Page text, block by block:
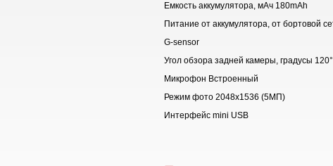
Емкость аккумулятора, мАч 180mAh
Питание от аккумулятора, от бортовой
G-sensor
Угол обзора задней камеры, градусы 120°
Микрофон Встроенный
Режим фото 2048x1536 (5МП)
Интерфейс mini USB